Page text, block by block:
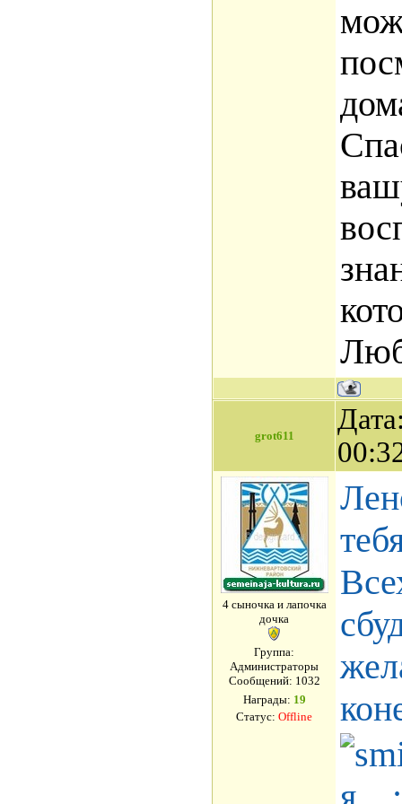
grot611
4 сыночка и лапочка
дочка
Группа:
Администраторы
Сообщений: 1032
Награды: 19
Статус: Offline